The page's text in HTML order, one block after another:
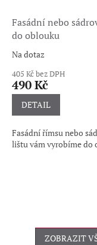
Fasádní nebo
do oblouku
Průměrné
hodnocení
produktu
je
3,0
z
hvězdiček.
Na dotaz
405 Kč bez DPH
490 Kč
DETAIL
Fasádní římsu nebo
lištu vám vyrobíme do
ZOBRAZIT